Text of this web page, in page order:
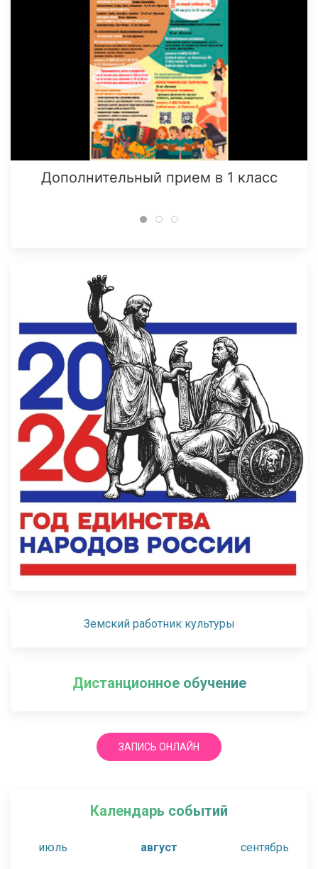
Дополнительный прием в 1 класс
Земский работник культуры
Дистанционное обучение
ЗАПИСЬ ОНЛАЙН
Календарь событий
июль август сентябрь